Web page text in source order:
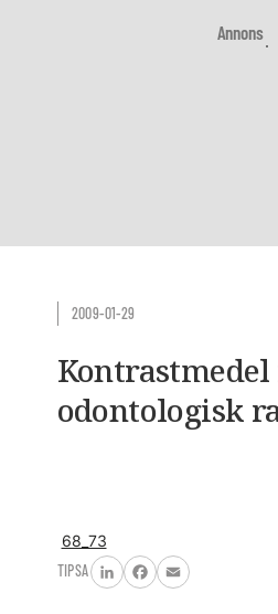
Annons
2009-01-29
odontologisk
68_73
TIPSA
LinkedInFacebook
Email